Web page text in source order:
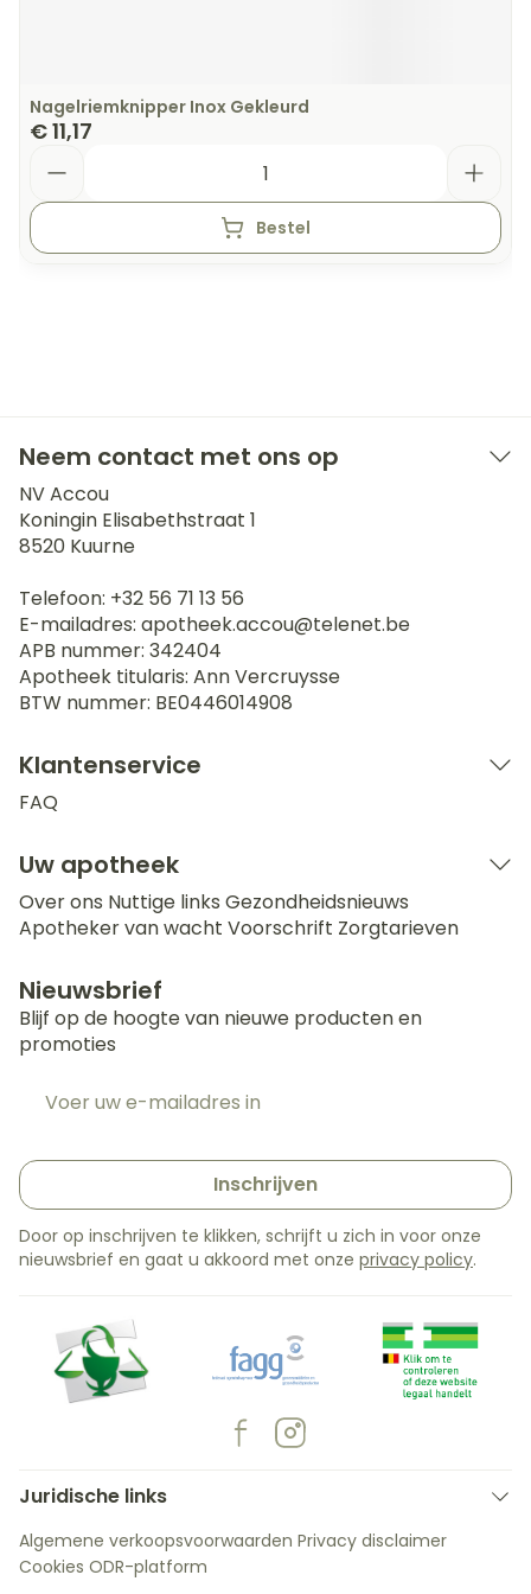
Nagelriemknipper Inox Gekleurd
€ 11,17
Bestel
Neem contact met ons op
NV Accou
Koningin Elisabethstraat 1
8520 Kuurne
Telefoon: +32 56 71 13 56
E-mailadres: apotheek.accou@telenet.be
APB nummer: 342404
Apotheek titularis: Ann Vercruysse
BTW nummer: BE0446014908
Klantenservice
FAQ
Uw apotheek
Over ons Nuttige links Gezondheidsnieuws
Apotheker van wacht Voorschrift Zorgtarieven
Nieuwsbrief
Blijf op de hoogte van nieuwe producten en
promoties
Inschrijven
Door op inschrijven te klikken, schrijft u zich in voor onze
nieuwsbrief en gaat u akkoord met onze privacy policy.
Juridische links
Algemene verkoopsvoorwaarden Privacy disclaimer
Cookies ODR-platform